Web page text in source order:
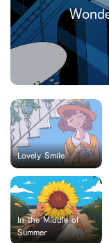
Lovely Smile
In the Middle of
Summer